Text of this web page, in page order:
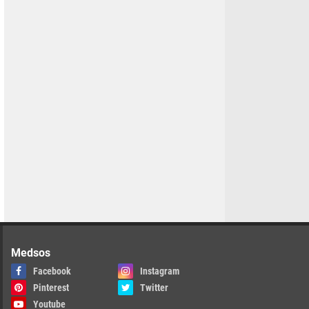
Medsos
Facebook
Instagram
Pinterest
Twitter
Youtube